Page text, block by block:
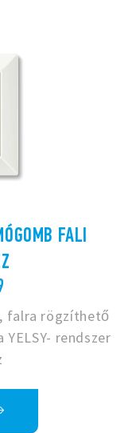
FALI
falra rögzíthető
rendszer